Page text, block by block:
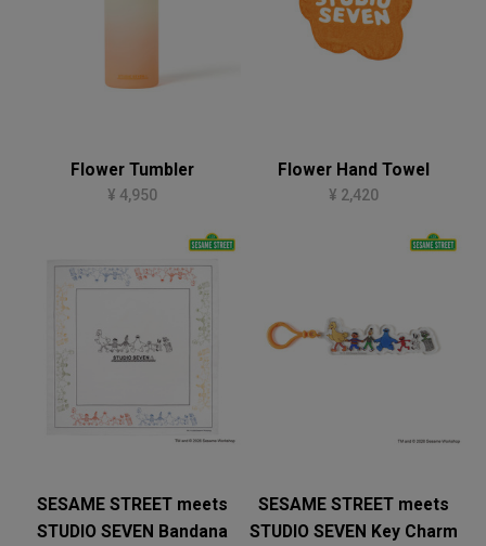
Flower Tumbler
¥ 4,950
Flower Hand Towel
¥ 2,420
SESAME STREET meets
STUDIO SEVEN Bandana
SESAME STREET meets
STUDIO SEVEN Key Charm